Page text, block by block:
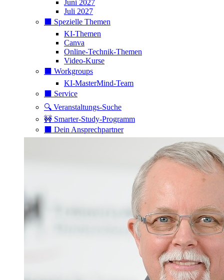
Juni 2027
Juli 2027
⬛️ Spezielle Themen
KI-Themen
Canva
Online-Technik-Themen
Video-Kurse
⬛️ Workgroups
KI-MasterMind-Team
⬛️ Service
🔍 Veranstaltungs-Suche
🚧 Smarter-Study-Programm
⬛️ Dein Ansprechpartner